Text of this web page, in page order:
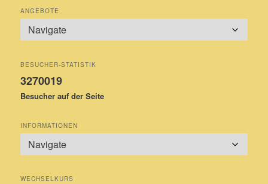
ANGEBOTE
BESUCHER-STATISTIK
3270019
Besucher auf der Seite
INFORMATIONEN
WECHSELKURS